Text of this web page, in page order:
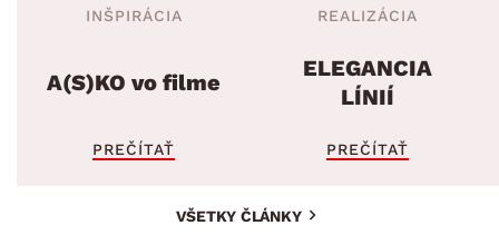
INŠPIRÁCIA
A(S)KO vo filme
PREČÍTAŤ
REALIZÁCIA
ELEGANCIA
LÍNIÍ
PREČÍTAŤ
VŠETKY ČLÁNKY